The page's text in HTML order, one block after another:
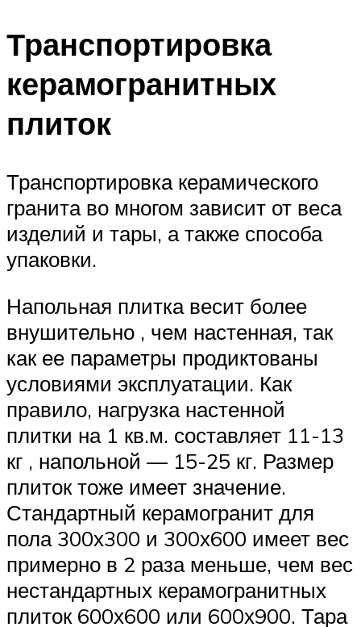
Транспортировка
керамогранитных
плиток
Транспортировка керамического
гранита во многом зависит от веса
изделий и тары, а также способа
упаковки.
Напольная плитка весит более
внушительно , чем настенная, так
как ее параметры продиктованы
условиями эксплуатации. Как
правило, нагрузка настенной
плитки на 1 кв.м. составляет 11-13
кг , напольной — 15-25 кг. Размер
плиток тоже имеет значение.
Стандартный керамогранит для
пола 300х300 и 300х600 имеет вес
примерно в 2 раза меньше, чем вес
нестандартных керамогранитных
плиток 600х600 или 600х900. Тара